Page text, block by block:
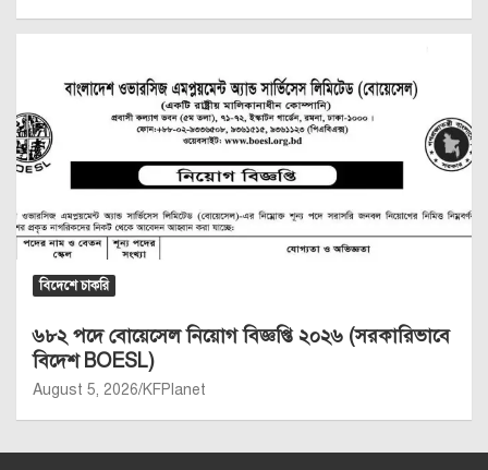
বিদেশে চাকরি
৬৮২ পদে বোয়েসেল নিয়োগ বিজ্ঞপ্তি ২০২৬ (সরকারিভাবে
বিদেশ BOESL)
August 5, 2026 KFPlanet